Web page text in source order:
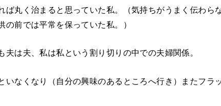
ば丸く治まると思っていた私。（気持ちがうまく伝わら
の前では平常を保っていた私。）
夫は夫、私は私という割り切りの中での夫婦関係。
いなくなり（自分の興味のあるところへ行き）またフラ